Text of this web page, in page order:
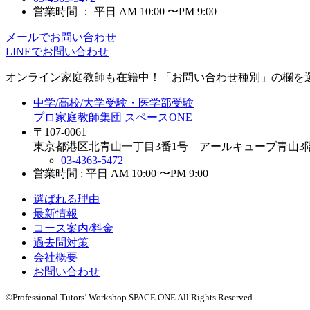
営業時間 ： 平日 AM 10:00 〜PM 9:00
メールでお問い合わせ
LINEでお問い合わせ
オンライン家庭教師 も在籍中！「お問い合わせ種別」の欄を
中学/高校/大学受験・医学部受験
プロ家庭教師集団 スペースONE
〒107-0061
東京都港区北青山一丁目3番1号 アールキューブ青山3
03-4363-5472
営業時間 : 平日 AM 10:00 〜PM 9:00
選ばれる理由
最新情報
コース案内/料金
過去問対策
会社概要
お問い合わせ
©Professional Tutors’ Workshop SPACE ONE All Rights Reserved.